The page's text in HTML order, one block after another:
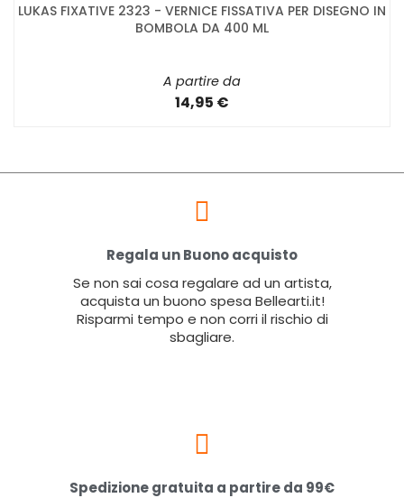
LUKAS FIXATIVE 2323 - VERNICE FISSATIVA PER DISEGNO IN
BOMBOLA DA 400 ML
A partire da
14,95 €
Regala un Buono acquisto
Se non sai cosa regalare ad un artista,
acquista un buono spesa Bellearti.it!
Risparmi tempo e non corri il rischio di
sbagliare.
Spedizione gratuita a partire da 99€